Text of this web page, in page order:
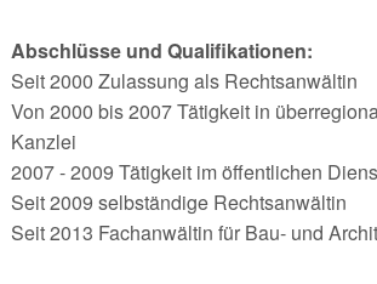
Abschlüsse und Qualifikationen:
Seit 2000 Zulassung als Rechtsanwältin
Von 2000 bis 2007 Tätigkeit in
Kanzlei
2007 - 2009 Tätigkeit im öffentlichen
Seit 2009 selbständige Rechtsanwältin
Seit 2013 Fachanwältin für Bau- und